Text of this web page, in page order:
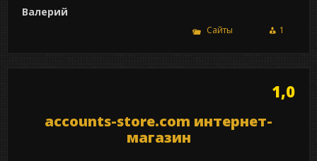
Валерий
Сайты 1
1,0
accounts-store.com интернет-
магазин